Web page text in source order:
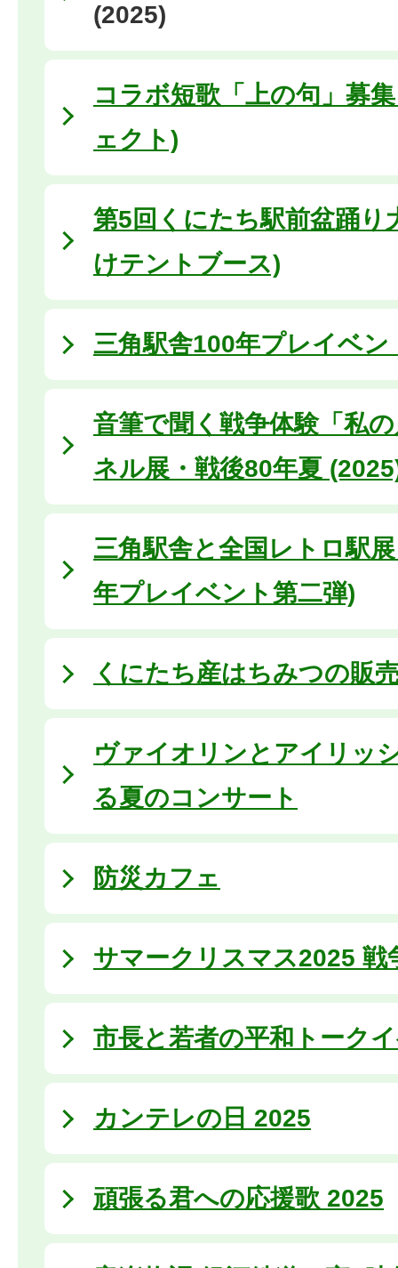
(2025)
コラボ短歌「上の句」募
ェクト)
第5回くにたち駅前盆踊り
けテントブース)
三角駅舎100年プレイベン
音筆で聞く戦争体験「私
ネル展・戦後80年夏
三角駅舎と全国レトロ駅
年プレイベント第二弾)
くにたち産はちみつの販
ヴァイオリンとアイリッ
る夏のコンサート
防災カフェ
サマークリスマス2025 戦
市長と若者の平和トーク
カンテレの日 2025
頑張る君への応援歌 2025